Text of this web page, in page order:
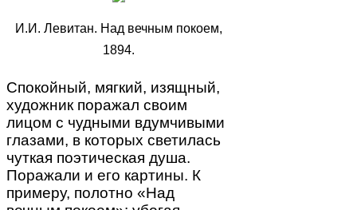
И.И. Левитан. Над вечным покоем,
1894.
Спокойный, мягкий, изящный,
художник поражал своим
лицом с чудными вдумчивыми
глазами, в которых светилась
чуткая поэтическая душа.
Поражали и его картины. К
примеру, полотно «Над